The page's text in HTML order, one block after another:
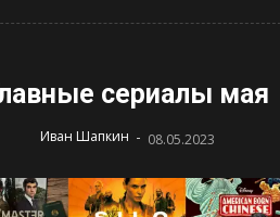
сериалы мая
Иван Шапкин - 08.05.2023